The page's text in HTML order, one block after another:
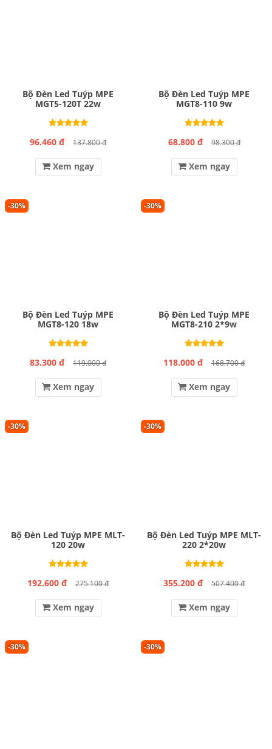
Bộ Đèn Led Tuýp MPE
MGT5-120T 22w
96.460 đ 137.800 đ
Xem ngay
Bộ Đèn Led Tuýp MPE
MGT8-110 9w
68.800 đ 98.300 đ
Xem ngay
-30%
Bộ Đèn Led Tuýp MPE
MGT8-120 18w
83.300 đ 119.000 đ
Xem ngay
-30%
Bộ Đèn Led Tuýp MPE
MGT8-210 2*9w
118.000 đ 168.700 đ
Xem ngay
-30%
Bộ Đèn Led Tuýp MPE MLT-
120 20w
192.600 đ 275.100 đ
Xem ngay
-30%
Bộ Đèn Led Tuýp MPE MLT-
220 2*20w
355.200 đ 507.400 đ
Xem ngay
-30% -30%